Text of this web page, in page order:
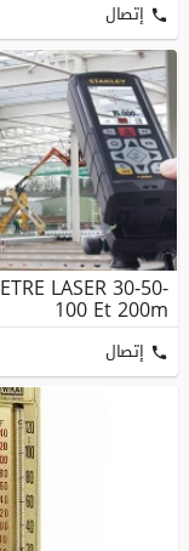
إتصال
LASER 30-50-
100 Et 200m
إتصال